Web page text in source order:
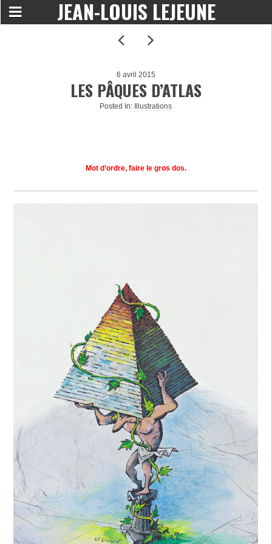
JEAN-LOUIS LEJEUNE
6 avril 2015
LES PÂQUES D’ATLAS
Posted In: Illustrations
Mot d’ordre, faire le gros dos.